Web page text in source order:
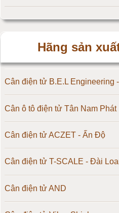
Hãng sản
Cân điện tử B.E.L Engineering
Cân ô tô điện tử Tân Nam Phát
Cân điện tử ACZET - Ấn Độ
Cân điện tử T-SCALE - Đài
Cân điện tử AND